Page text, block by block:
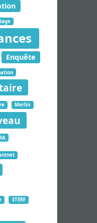
Enquête
Merlin
STERF